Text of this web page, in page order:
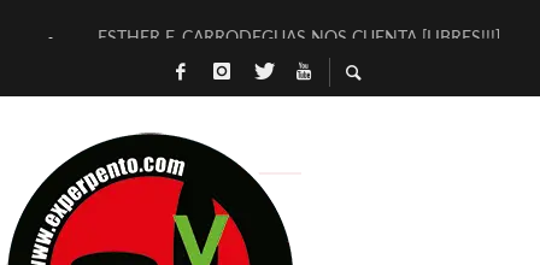
ESTHER F. CARRODEGUAS NOS CUENTA [LIBRES!!!]
[TERRA DE GUAPES] DE SANDRA MONFORT
TIMBRE 4, LA ESCUELA DEL DIRECTOR TEATRAL CLAUDIO
30 AÑOS (NO ES NADA) DE LA KATARSIS DEL TOMATAZO
MILITARES JUDÍAS EN #EXVITA